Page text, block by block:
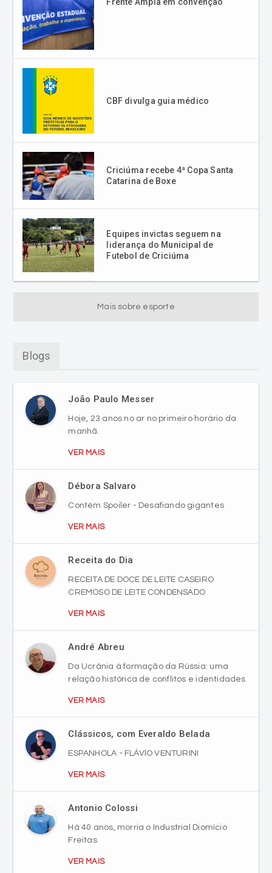
CBF divulga guia médico
Criciúma recebe 4ª Copa Santa
Catarina de Boxe
Equipes invictas seguem na
liderança do Municipal de
Futebol de Criciúma
Mais sobre esporte
Blogs
João Paulo Messer
Hoje, 23 anos no ar no primeiro horário da
manhã.
VER MAIS
Débora Salvaro
Contém Spoiler - Desafiando gigantes
VER MAIS
Receita do Dia
RECEITA DE DOCE DE LEITE CASEIRO
CREMOSO DE LEITE CONDENSADO
VER MAIS
André Abreu
Da Ucrânia à formação da Rússia: uma
relação histórica de conflitos e identidades
VER MAIS
Clássicos, com Everaldo Belada
ESPANHOLA - FLÁVIO VENTURINI
VER MAIS
Antonio Colossi
Há 40 anos, morria o Industrial Diomício
Freitas
VER MAIS